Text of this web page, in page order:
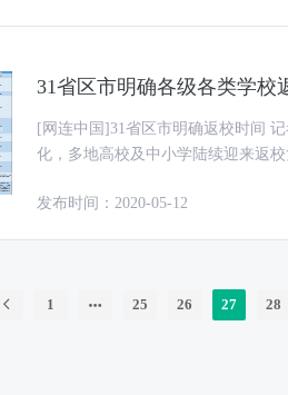
31省区市明确各级各类学校
[网连中国]31省区市明确返校时间 记者：于新怡、实习生曾文鹏 随着疫情防控进入常态
化，多地高校及中小学陆续迎来返
发布时间：2020-05-12
1 25 26 27 28